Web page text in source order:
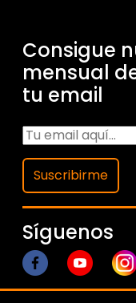
Consigue
mensual
tu email
Suscribirme
Síguenos